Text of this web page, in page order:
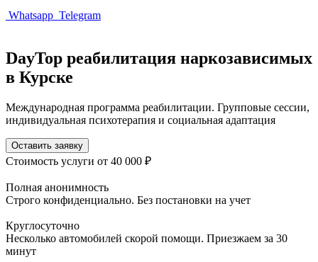
Whatsapp Telegram
DayTop реабилитация наркозависимых
в Курске
Международная программа реабилитации. Групповые сессии,
индивидуальная психотерапия и социальная адаптация
Оставить заявку
Стоимость услуги от 40 000 ₽
Полная анонимность
Строго конфиденциально. Без постановки на учет
Круглосуточно
Несколько автомобилей скорой помощи. Приезжаем за 30
минут